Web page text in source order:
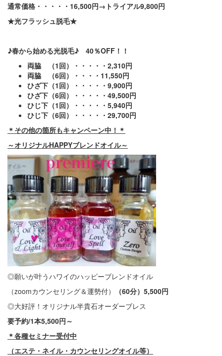
通常価格・・・・・16,500円→トライアル9,800円
★光フラッシュ脱毛★
♪春から始める光脱毛♪ 40％OFF！！
両脇 （1回）・・・・・2,310円
両脇 （6回）・・・・11,550円
ひざ下（1回）・・・・・9,900円
ひざ下（6回）・・・・・49,500円
ひじ下（1回）・・・・・5,940円
ひじ下（6回）・・・・・29,700円
＊その他の箇所もキャンペーン中！＊
～オリジナルHAPPYブレンドオイル～
◎願いが叶うハワイのハッピーブレンドオイル
（zoomカウンセリング＆運勢付）
（60分） 5,500円
◎大好評！オリジナル半貴石オーダーブレス
要予約/1本5,500円～
＊各種セミナー受付中
（エステ・ネイル・カウンセリングオイル等）